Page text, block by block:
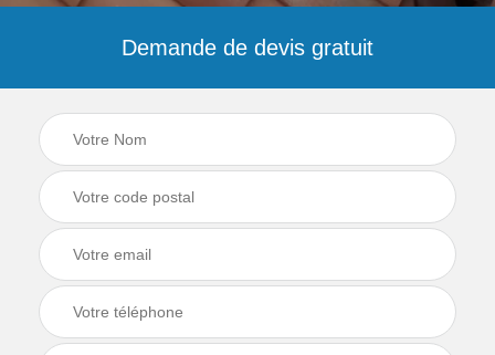
Demande de devis gratuit